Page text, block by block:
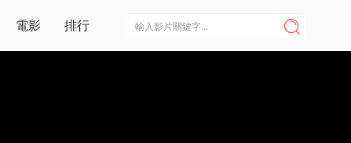
電影 排行 